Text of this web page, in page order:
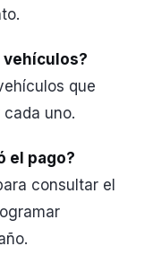
vehículos?
que
uno.
el pago?
consultar el